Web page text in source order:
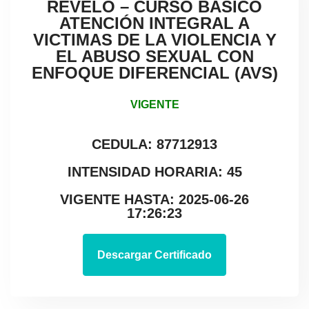
REVELO – CURSO BÁSICO
ATENCIÓN INTEGRAL A
VICTIMAS DE LA VIOLENCIA Y
EL ABUSO SEXUAL CON
ENFOQUE DIFERENCIAL (AVS)
VIGENTE
CEDULA: 87712913
INTENSIDAD HORARIA: 45
VIGENTE HASTA: 2025-06-26
17:26:23
Descargar Certificado